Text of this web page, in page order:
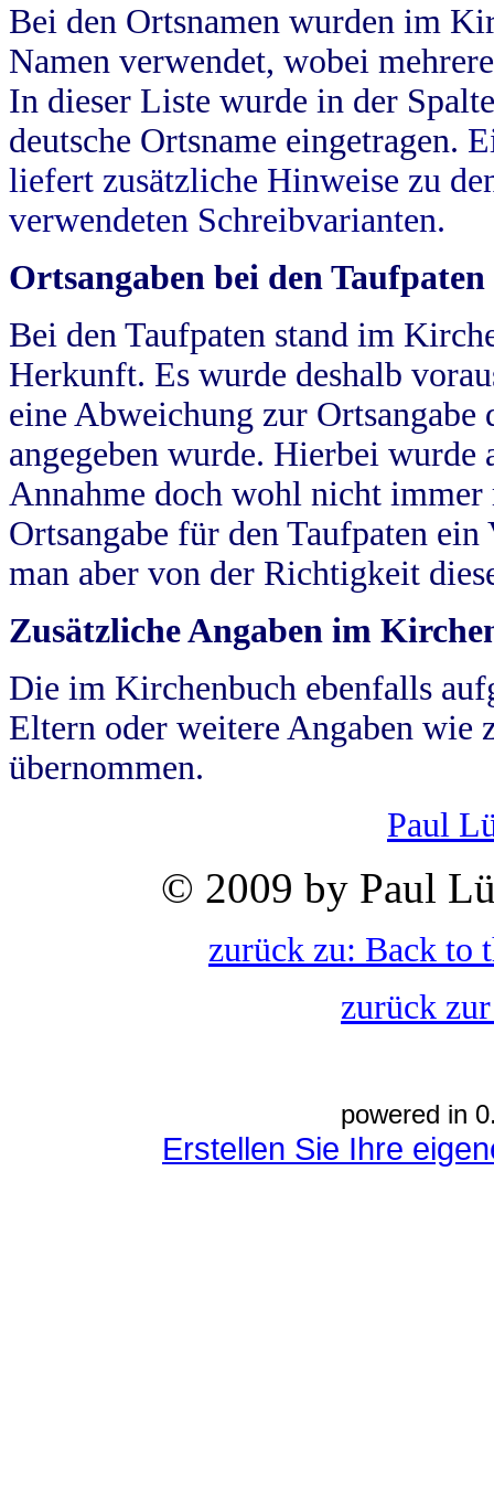
Bei den Ortsnamen wurden im
Namen verwendet, wobei
In dieser Liste wurde in der
deutsche Ortsname eingetragen.
liefert zusätzliche Hinweise zu
verwendeten Schreibvarianten.
Ortsangaben bei den Taufpaten
Bei den Taufpaten stand im
Herkunft. Es wurde deshalb
eine Abweichung zur
angegeben wurde. Hierbei wurde
Annahme doch wohl nicht
Ortsangabe für den Taufpaten
man aber von der Richtigkeit
Zusätzliche Angaben im
Die im Kirchenbuch ebenfalls
Eltern oder weitere Angaben wie
übernommen.
Paul
© 2009 by Paul
zurück zu: Back to
zurück
powered in
Erstellen Sie Ihre